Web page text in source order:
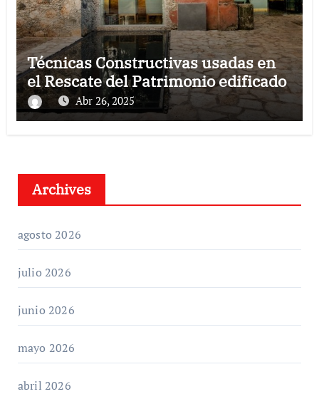
Técnicas Constructivas usadas en
el Rescate del Patrimonio edificado
Abr 26, 2025
Archives
agosto 2026
julio 2026
junio 2026
mayo 2026
abril 2026